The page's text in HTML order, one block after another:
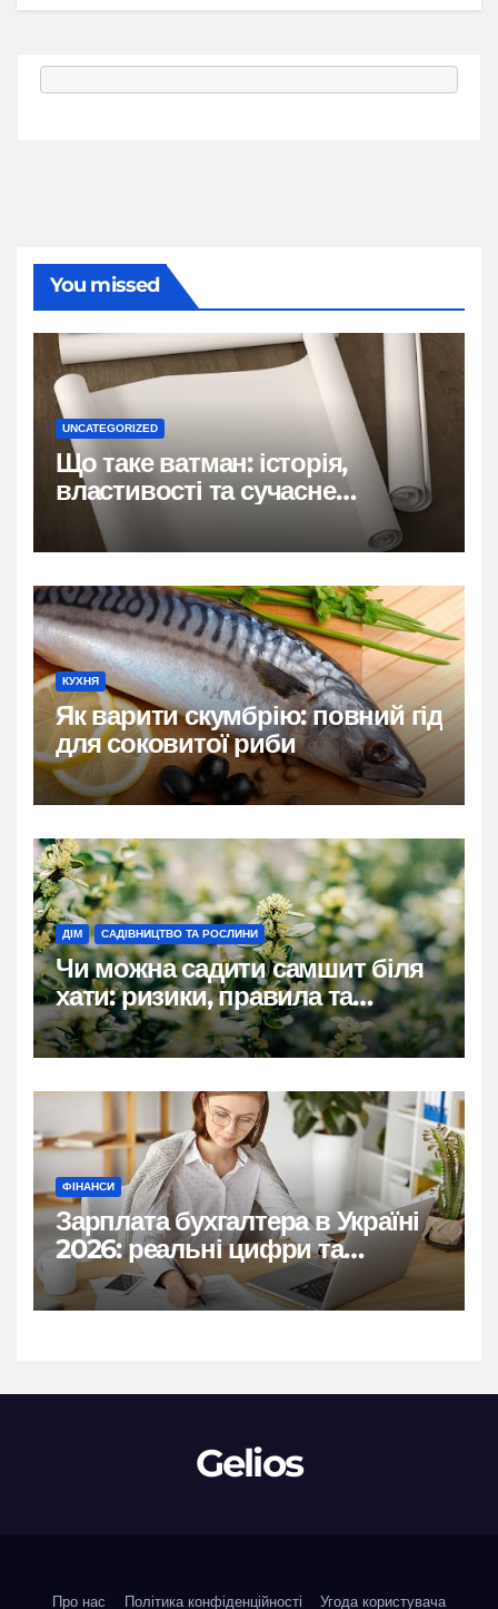
You missed
UNCATEGORIZED
Що таке ватман: історія,
властивості та сучасне
застосування
КУХНЯ
Як варити скумбрію: повний гід
для соковитої риби
ДІМ САДІВНИЦТВО ТА РОСЛИНИ
Чи можна садити самшит біля
хати: ризики, правила та
практичні рішення
ФІНАНСИ
Зарплата бухгалтера в Україні
2026: реальні цифри та
нюанси
Gelios
Про нас Політика конфіденційності Угода користувача